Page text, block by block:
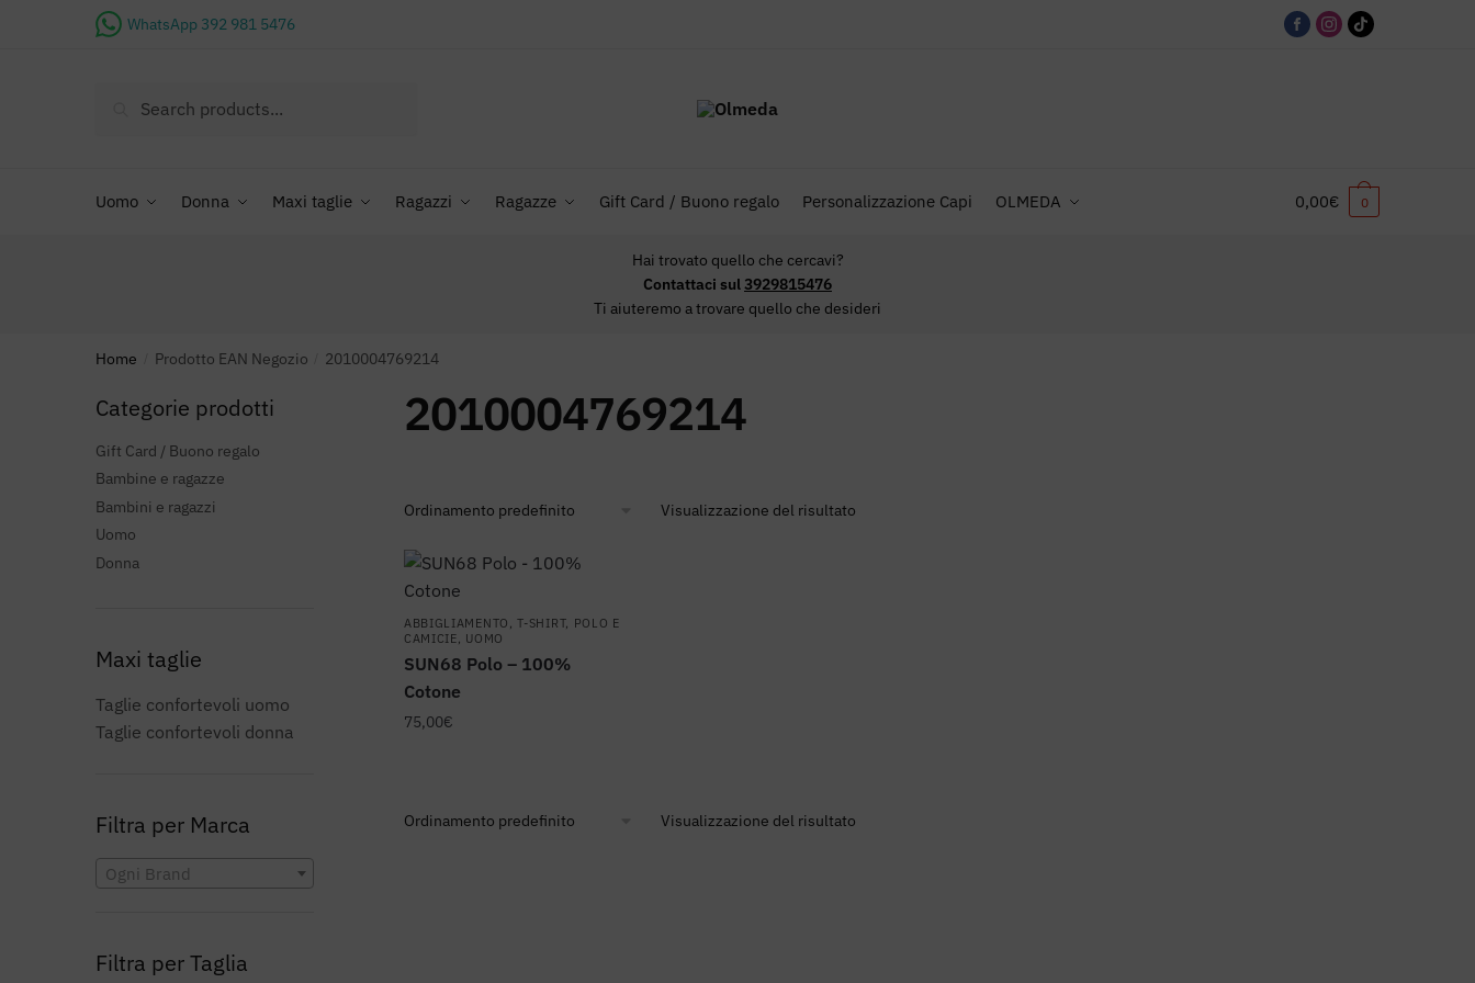
WhatsApp 392 981 5476
Uomo Donna Maxi taglie Ragazzi Ragazze Gift Card / Buono regalo Personalizzazione Capi OLMEDA 0,00€ 0
Hai trovato quello che cercavi?
Contattaci sul3929815476
Ti aiuteremo a trovare quello che desideri
Home Prodotto EAN Negozio 2010004769214
2010004769214
Visualizzazione del risultato
ABBIGLIAMENTO ,T-SHIRT, POLO E
CAMICIE
UOMO
SUN68 Polo – 100%
Cotone
75,00€
ha
Visualizzazione del risultato
Categorie prodotti
Gift Card / Buono regalo
Bambine e ragazze
Bambini e ragazzi
Uomo
Donna
Maxi taglie
Taglie confortevoli uomo
Taglie confortevoli donna
Filtra per Marca
Ogni Brand
Filtra per Taglia